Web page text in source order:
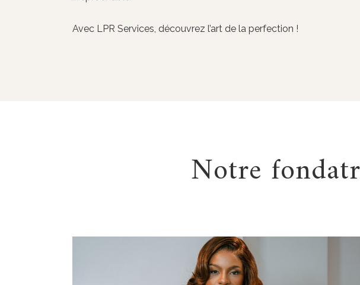
Avec LPR Services, découvrez l’art de la perfection !
Notre